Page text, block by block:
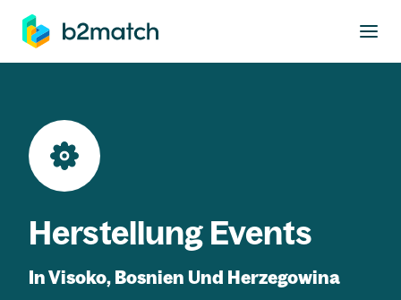
springen
Herstellung Events
In Visoko, Bosnien Und Herzegowina